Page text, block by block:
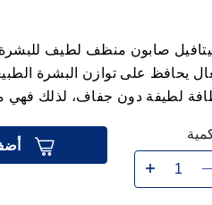
يحافظ على توازن البشرة
لطيفة دون جفاف، لذلك فهي